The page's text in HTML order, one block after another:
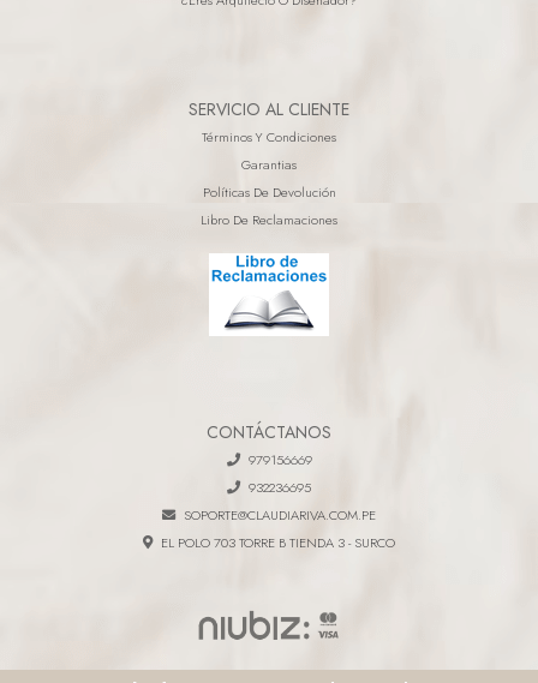
SERVICIO AL CLIENTE
Términos Y Condiciones
Garantias
Políticas De Devolución
Libro De Reclamaciones
CONTÁCTANOS
979156669
932236695
SOPORTE@CLAUDIARIVA.COM.PE
EL POLO 703 TORRE B TIENDA 3 - SURCO